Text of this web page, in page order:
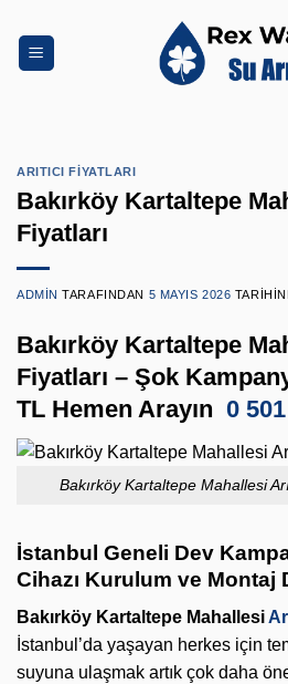
atla
ARITICI FIYATLARI
Bakırköy Kartaltepe
Fiyatları
ADMIN TARAFINDAN 5 MAYIS 2026
Bakırköy Kartaltepe
Fiyatları – Şok
TL Hemen Arayın 0
Bakırköy Kartaltepe Mahallesi
İstanbul Geneli Dev
Cihazı Kurulum ve Montaj
Bakırköy Kartaltepe Mahallesi
İstanbul’da yaşayan herkes için
suyuna ulaşmak artık çok daha